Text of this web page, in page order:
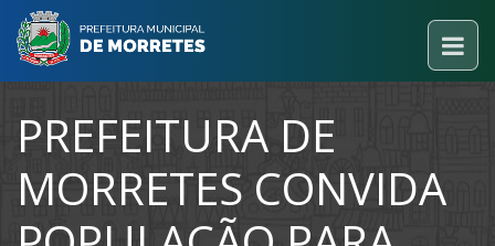
PREFEITURA DE
MORRETES CONVIDA